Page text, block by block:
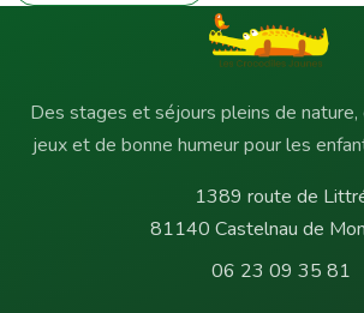
Des stages et séjours pleins de nature,
jeux et de bonne humeur pour les
1389 route de
81140 Castelnau de
06 23 09 35 81